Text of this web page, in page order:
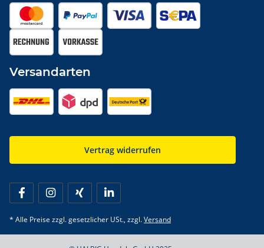
Versandarten
Vertrag widerrufen
* Alle Preise zzgl. gesetzlicher USt., zzgl.Versand